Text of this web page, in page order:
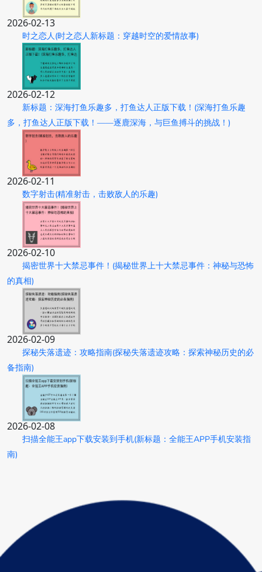
2026-02-13
时之恋人(时之恋人新标题：穿越时空的爱情故事)
2026-02-12
新标题：深海打鱼乐趣多，打鱼达人正版下载！(深海打鱼乐趣
多，打鱼达人正版下载！——逐鹿深海，与巨鱼搏斗的挑战！)
2026-02-11
数字射击(精准射击，击败敌人的乐趣)
2026-02-10
揭密世界十大禁忌事件！(揭秘世界上十大禁忌事件：神秘与恐怖
的真相)
2026-02-09
探秘失落遗迹：攻略指南(探秘失落遗迹攻略：探索神秘历史的必
备指南)
2026-02-08
扫描全能王app下载安装到手机(新标题：全能王APP手机安装指
南)